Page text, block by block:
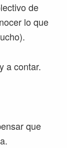
de
lo que
a contar.
que